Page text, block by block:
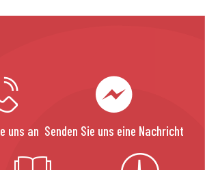
uns an Senden Sie uns eine Nachricht